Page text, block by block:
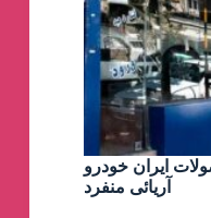
ایران خودرو
آریائی منفرد